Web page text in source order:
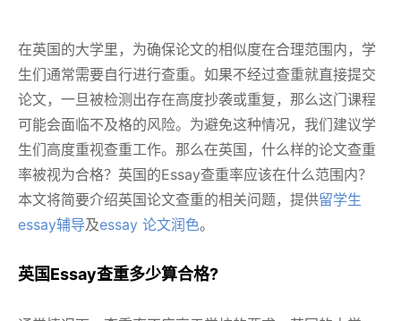
在英国的大学里，为确保论文的相似度在合理范围内，学
生们通常需要自行进行查重。如果不经过查重就直接提交
论文，一旦被检测出存在高度抄袭或重复，那么这门课程
可能会面临不及格的风险。为避免这种情况，我们建议学
生们高度重视查重工作。那么在英国，什么样的论文查重
率被视为合格？英国的Essay查重率应该在什么范围内？
本文将简要介绍英国论文查重的相关问题，提供留学生
essay辅导及essay 论文润色。
英国Essay查重多少算合格?